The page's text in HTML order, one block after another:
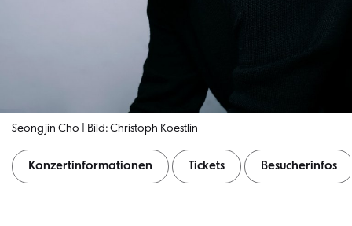
Seongjin Cho | Bild: Christoph Koestlin
Konzertinformationen Tickets Besucherinfos